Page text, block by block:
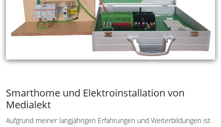
Smarthome und Elektroinstallation von
Medialekt
Aufgrund meiner langjährigen Erfahrungen und Weiterbildungen ist